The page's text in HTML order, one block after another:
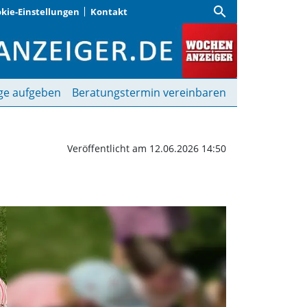
Einstellungen Kontakt search
Wochenanzeiger
aufgeben Beratungstermin vereinbaren
Veröffentlicht am 12.06.2026 14:50